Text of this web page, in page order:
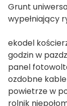
Grunt
wypełniający
ekodel
godzin w
panel
ozdobne
powietrze w
rolnik